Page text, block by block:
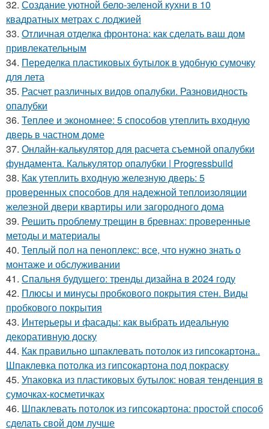
32. Создание уютной бело-зеленой кухни в 10
квадратных метрах с лоджией
33. Отличная отделка фронтона: как сделать ваш дом
привлекательным
34. Переделка пластиковых бутылок в удобную сумочку
для лета
35. Расчет различных видов опалубки. Разновидность
опалубки
36. Теплее и экономнее: 5 способов утеплить входную
дверь в частном доме
37. Онлайн-калькулятор для расчета съемной опалубки
фундамента. Калькулятор опалубки | Progressbuild
38. Как утеплить входную железную дверь: 5
проверенных способов для надежной теплоизоляции
железной двери квартиры или загородного дома
39. Решить проблему трещин в бревнах: проверенные
методы и материалы
40. Теплый пол на пеноплекс: все, что нужно знать о
монтаже и обслуживании
41. Спальня будущего: тренды дизайна в 2024 году
42. Плюсы и минусы пробкового покрытия стен. Виды
пробкового покрытия
43. Интерьеры и фасады: как выбрать идеальную
декоративную доску
44. Как правильно шпаклевать потолок из гипсокартона..
Шпаклевка потолка из гипсокартона под покраску
45. Упаковка из пластиковых бутылок: новая тенденция в
сумочках-косметичках
46. Шпаклевать потолок из гипсокартона: простой способ
сделать свой дом лучше